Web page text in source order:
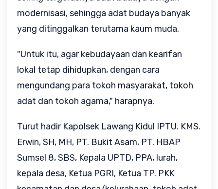
modernisasi, sehingga adat budaya banyak
yang ditinggalkan terutama kaum muda.
"Untuk itu, agar kebudayaan dan kearifan
lokal tetap dihidupkan, dengan cara
mengundang para tokoh masyarakat, tokoh
adat dan tokoh agama," harapnya.
Turut hadir Kapolsek Lawang Kidul IPTU. KMS.
Erwin, SH, MH, PT. Bukit Asam, PT. HBAP
Sumsel 8, SBS, Kepala UPTD, PPA, lurah,
kepala desa, Ketua PGRI, Ketua TP. PKK